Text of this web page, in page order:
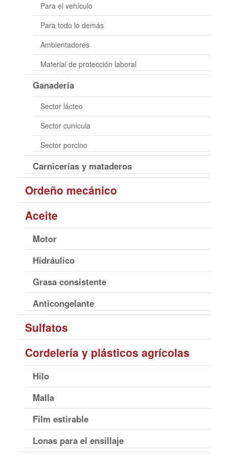
Para el vehículo
Para todo lo demás
Ambientadores
Material de protección laboral
Ganadería
Sector lácteo
Sector cunícula
Sector porcino
Carnicerías y mataderos
Ordeño mecánico
Aceite
Motor
Hidráulico
Grasa consistente
Anticongelante
Sulfatos
Cordelería y plásticos agrícolas
Hilo
Malla
Film estirable
Lonas para el ensillaje